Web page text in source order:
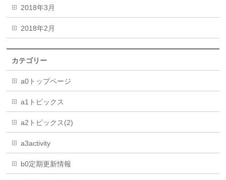
2018年3月
2018年2月
カテゴリー
a0トップページ
a1トピックス
a2トピックス(2)
a3activity
b0定期更新情報